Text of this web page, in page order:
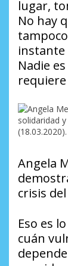
lugar,
No hay
instante
Nadie
Angela
crisis
Eso es
cuán